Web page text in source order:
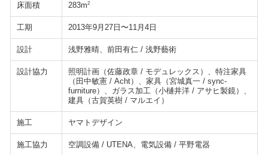
床面積 283m2
工期 2013年9月27日〜11月4日
設計 浅野雅晴、前田有仁 / 浅野藝術
設計協力
照明計画（佐藤政章 / モデュレックス）、特注家具
（田中敏憲 / Acht）、家具（宮城真一 / sync-
furniture）、ガラス加工（小樋井洋 / アサヒ製鏡）、
建具（古賀英樹 / マルエイ）
施工 ヤマトデザイン
施工協力 空調設備 / UTENA、電気設備 / 平野電器